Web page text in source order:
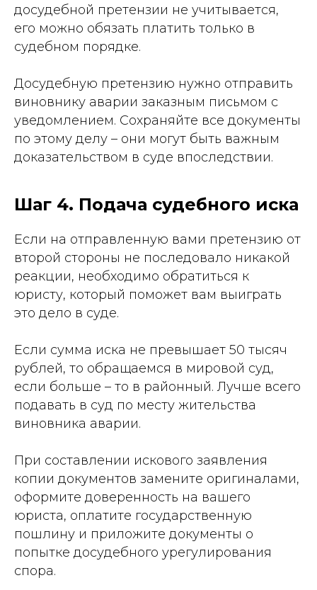
досудебной претензии не учитывается,
его можно обязать платить только в
судебном порядке.
Досудебную претензию нужно отправить
виновнику аварии заказным письмом с
уведомлением. Сохраняйте все документы
по этому делу – они могут быть важным
доказательством в суде впоследствии.
Шаг 4. Подача судебного иска
Если на отправленную вами претензию от
второй стороны не последовало никакой
реакции, необходимо обратиться к
юристу, который поможет вам выиграть
это дело в суде.
Если сумма иска не превышает 50 тысяч
рублей, то обращаемся в мировой суд,
если больше – то в районный. Лучше всего
подавать в суд по месту жительства
виновника аварии.
При составлении искового заявления
копии документов замените оригиналами,
оформите доверенность на вашего
юриста, оплатите государственную
пошлину и приложите документы о
попытке досудебного урегулирования
спора.